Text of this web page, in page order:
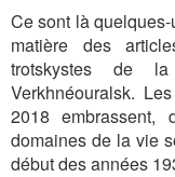
Ce sont là
matière des
trotskystes de
Verkhnéouralsk.
2018
domaines de la vie
début des années